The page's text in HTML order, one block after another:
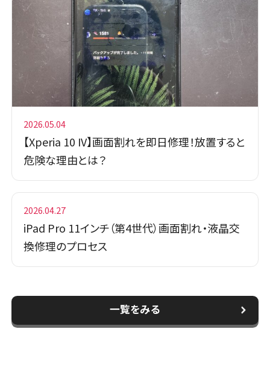
2026.05.04
【Xperia 10 IV】画面割れを即日修理！放置すると
危険な理由とは？
2026.04.27
iPad Pro 11インチ（第4世代）画面割れ・液晶交
換修理のプロセス
一覧をみる